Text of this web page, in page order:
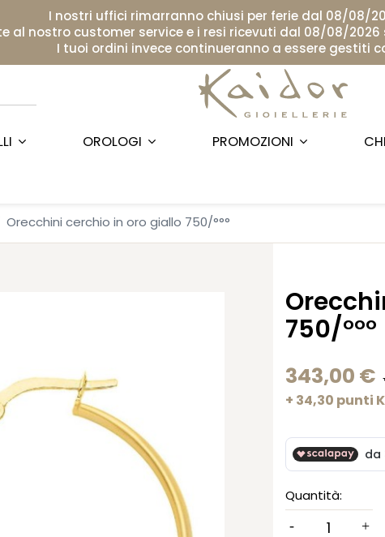
I nostri uffici rimarranno chiusi per ferie dal 08/08/
al nostro customer service e i resi ricevuti dal 08/08/
I tuoi ordini invece continueranno a essere gestiti
OROLOGI PROMOZIONI
Orecchini cerchio in oro giallo 750/°°°
750/°°°
343,00 €
+ 34,30 punti
Quantità: